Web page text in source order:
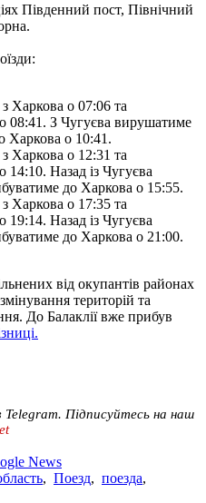
Південний пост, Північний
Харкова о 07:06 та
08:41. З Чугуєва вирушатиме
Харкова о 10:41.
Харкова о 12:31 та
14:10. Назад із Чугуєва
до Харкова о 15:55.
Харкова о 17:35 та
19:14. Назад із Чугуєва
до Харкова о 21:00.
від окупантів районах
територій та
До Балаклії вже прибув
Telegram. Підписуйтесь на наш
News
, Поезд, поезда,